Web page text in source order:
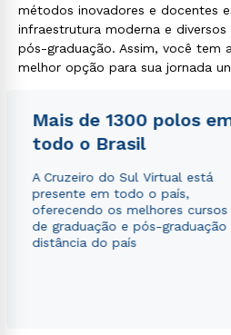
métodos inovadores e docentes
infraestrutura moderna e
pós-graduação. Assim, você tem
melhor opção para sua jornada
Mais de 1300 polos
todo o Brasil
A Cruzeiro do Sul Virtual está
presente em todo o país,
oferecendo os melhores cursos
de graduação e pós-graduação
distância do país